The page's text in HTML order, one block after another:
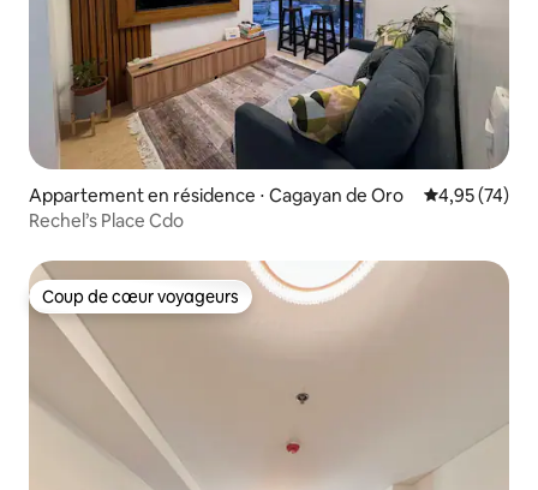
Appartement en résidence ⋅ Cagayan de Oro Évaluation
4,95 (74)
Rechel’s Place Cdo
Coup de cœur voyageurs
Coup de cœur voyageurs